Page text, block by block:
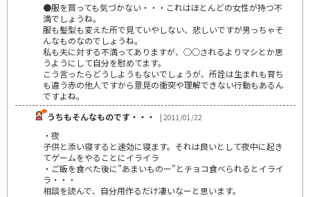
●服を買っても気づかない・・・これはほとんどの女性が持つ不
満でしょうね。
服も髪型も変えた所で見ていやしない、悲しいですが男っちゃそ
んなものなのでしょうね。
私も夫に対する不満ってありますが、○○されるよりマシとか思
うようにして自分を慰めてます。
こう言ったらどうしようもないでしょうが、所詮は生まれも育ち
も違う赤の他人ですから意見の衝突や理解できない行動もあるん
ですよね。
うちもそんなものです・・・
| 2011/01/22
・夜
子供と添い寝すると速効に寝ます。それは良いとして夜中に起き
てゲームをやることにイライラ
・ご飯を食べた後に”あまいものー”とチョコ食べられるとイライ
ラ・・・
相談を読んで、自分用作るだけ凄いなーと思います。